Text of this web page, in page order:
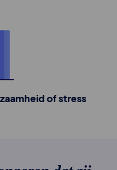
of stress